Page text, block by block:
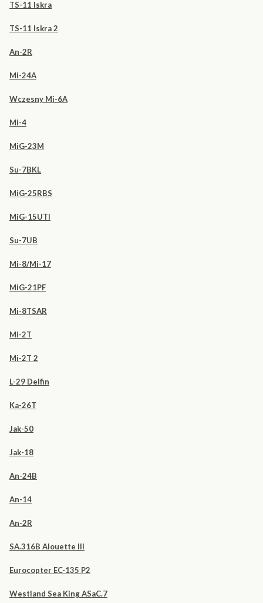
TS-11 Iskra
TS-11 Iskra 2
An-2R
Mi-24A
Wczesny Mi-6A
Mi-4
MiG-23M
Su-7BKL
MiG-25RBS
MiG-15UTI
Su-7UB
Mi-8/Mi-17
MiG-21PF
Mi-8TSAR
Mi-2T
Mi-2T 2
L-29 Delfin
Ka-26T
Jak-50
Jak-18
An-24B
An-14
An-2R
SA.316B Alouette III
Eurocopter EC-135 P2
Westland Sea King ASaC.7